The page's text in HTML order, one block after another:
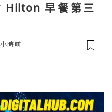
Hilton 早餐第三
時前